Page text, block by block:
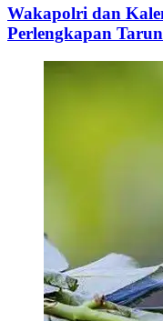
Wakapolri dan
Perlengkapan